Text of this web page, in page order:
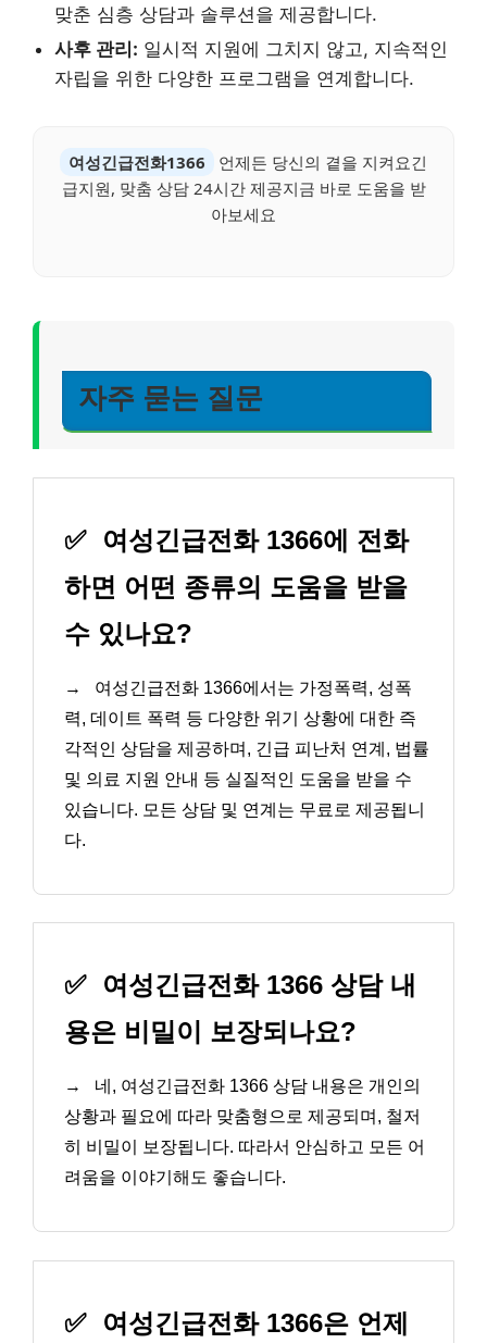
맞춘 심층 상담과 솔루션을 제공합니다.
사후 관리: 일시적 지원에 그치지 않고, 지속적인
자립을 위한 다양한 프로그램을 연계합니다.
여성긴급전화1366
언제든 당신의 곁을 지켜요긴
급지원, 맞춤 상담 24시간 제공지금 바로 도움을 받
아보세요
자주 묻는 질문
✅
여성긴급전화 1366에 전화
하면 어떤 종류의 도움을 받을
수 있나요?
→
여성긴급전화 1366에서는 가정폭력, 성폭
력, 데이트 폭력 등 다양한 위기 상황에 대한 즉
각적인 상담을 제공하며, 긴급 피난처 연계, 법률
및 의료 지원 안내 등 실질적인 도움을 받을 수
있습니다. 모든 상담 및 연계는 무료로 제공됩니
다.
✅
여성긴급전화 1366 상담 내
용은 비밀이 보장되나요?
→
네, 여성긴급전화 1366 상담 내용은 개인의
상황과 필요에 따라 맞춤형으로 제공되며, 철저
히 비밀이 보장됩니다. 따라서 안심하고 모든 어
려움을 이야기해도 좋습니다.
✅
여성긴급전화 1366은 언제